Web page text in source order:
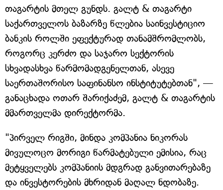
თაგარტის მთელ გუნდს. გალტ & თაგარტი
საქართველოს ბაზარზე წლებია საინვესტიციო
ბანკის როლში ეფექტურად თანამშრომლობს,
როგორც კერძო და საჯარო სექტორის
სხვადასხვა წარმომადგენელთან, ასევე
საერთაშორისო საფინანსო ინსტიტუტებთან", —
განაცხადა ოთარ შარიქაძემ, გალტ & თაგარტის
მმართველმა დირექტორმა.
"პირველ რიგში, მინდა კომპანია ნიკორას
მივულოცო მორიგი წარმატებული ემისია, რაც
მეტყველებს კომპანიის მდგრად განვითარებაზე
და ინვესტორების მხრიდან მაღალ ნდობაზე.